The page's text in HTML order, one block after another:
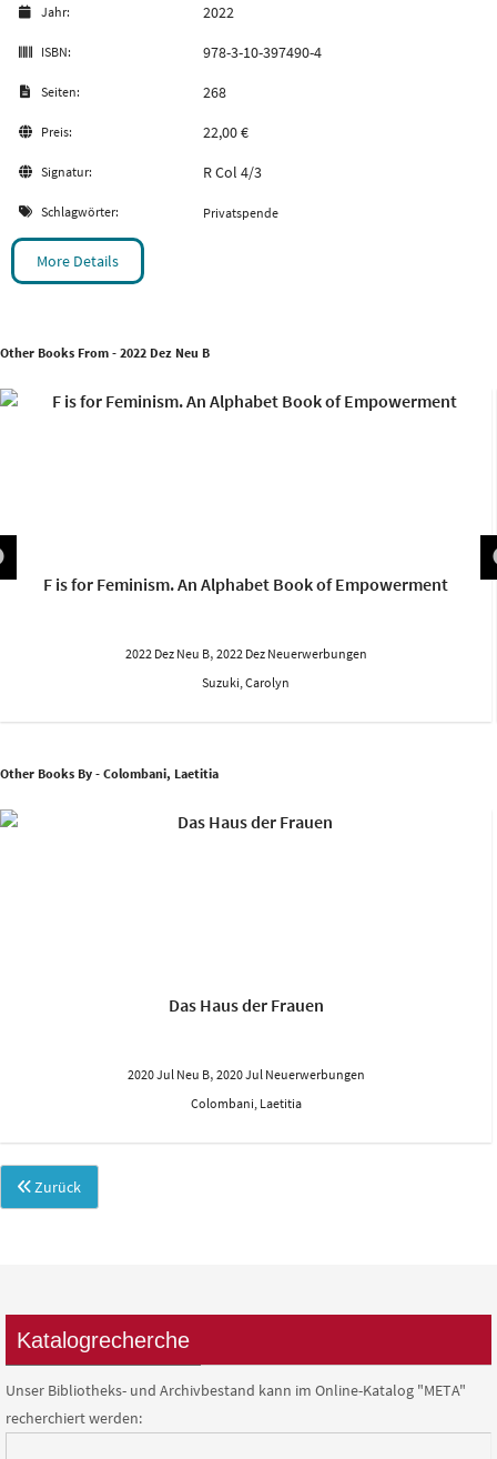
Jahr: 2022
ISBN: 978-3-10-397490-4
Seiten: 268
Preis: 22,00 €
Signatur: R Col 4/3
Schlagwörter: Privatspende
More Details
Other Books From - 2022 Dez Neu B
F is for Feminism. An Alphabet Book of Empowerment
2022 Dez Neu B, 2022 Dez Neuerwerbungen
Suzuki, Carolyn
Other Books By - Colombani, Laetitia
Das Haus der Frauen
2020 Jul Neu B, 2020 Jul Neuerwerbungen
Colombani, Laetitia
Zurück
Katalogrecherche
Unser Bibliotheks- und Archivbestand kann im Online-Katalog "META"
recherchiert werden: